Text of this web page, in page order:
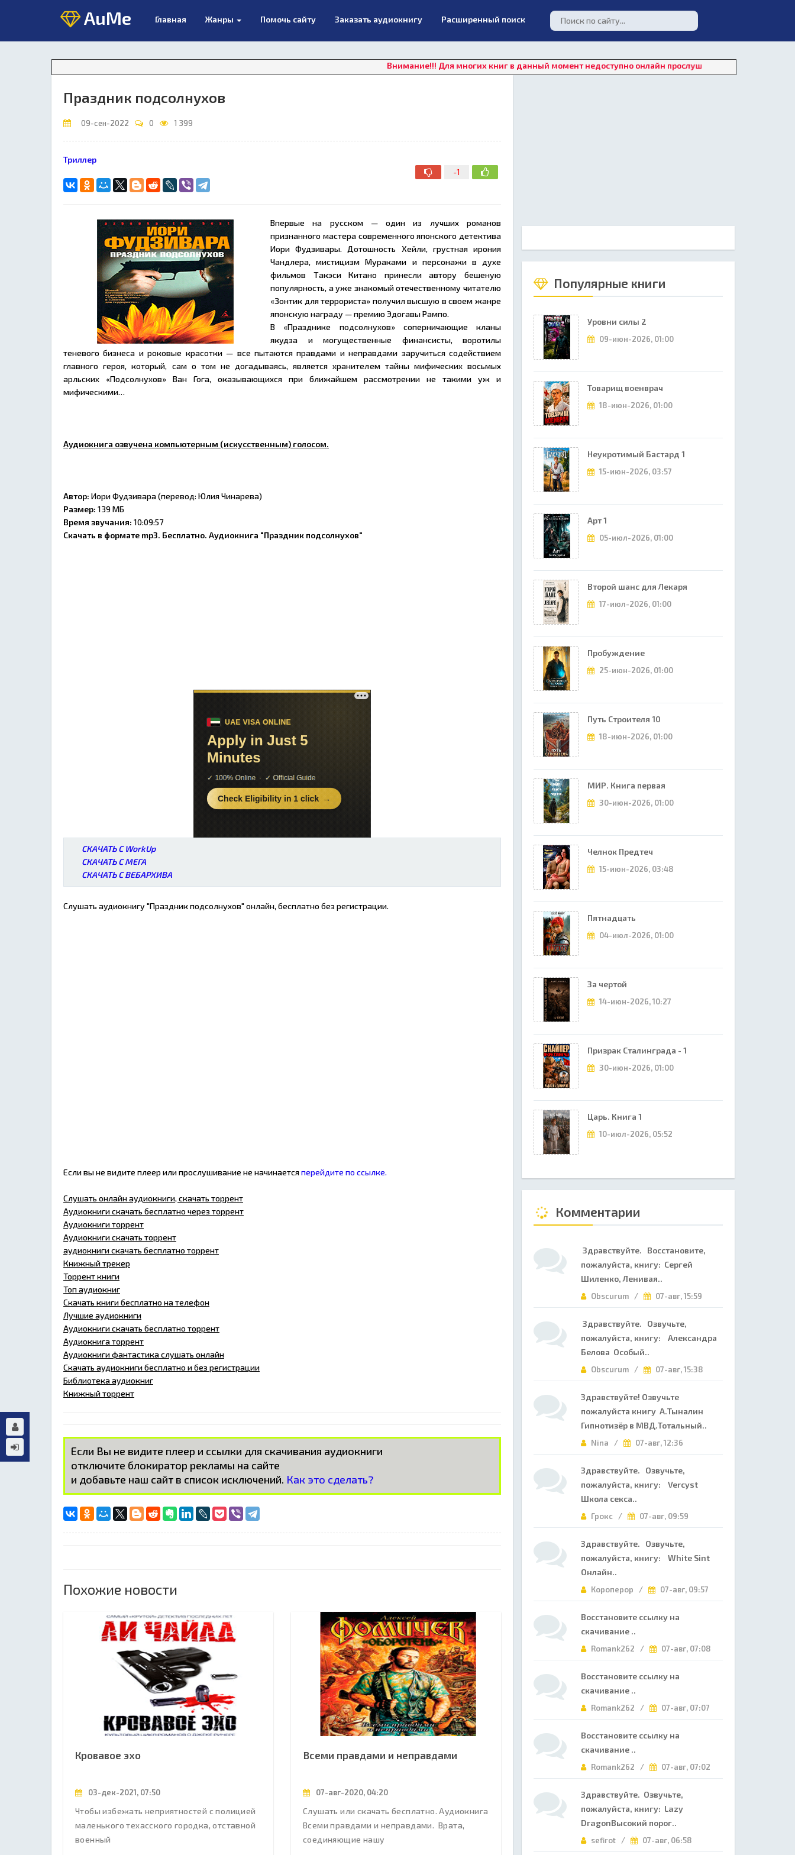
AuMe Главная Жанры Помочь сайту Заказать аудиокнигу Расширенный поиск
Внимание!!! Для многих книг в данный момент недоступно онлайн прослушивание. Для восстановления
Праздник подсолнухов
09-сен-2022 0 1 399
-1
Триллер
Впервые на русском — один из лучших романов
признанного мастера современного японского детектива
Иори Фудзивары. Дотошность Хейли, грустная ирония
Чандлера, мистицизм Мураками и персонажи в духе
фильмов Такэси Китано принесли автору бешеную
популярность, а уже знакомый отечественному читателю
«Зонтик для террориста» получил высшую в своем жанре
японскую награду — премию Эдогавы Рампо.
В «Празднике подсолнухов» соперничающие кланы
якудза и могущественные финансисты, воротилы
теневого бизнеса и роковые красотки — все пытаются правдами и неправдами заручиться содействием
главного героя, который, сам о том не догадываясь, является хранителем тайны мифических восьмых
арльских «Подсолнухов» Ван Гога, оказывающихся при ближайшем рассмотрении не такими уж и
мифическими…
Аудиокнига озвучена компьютерным (искусственным) голосом.
Автор: Иори Фудзивара (перевод: Юлия Чинарева)
Размер: 139 МБ
Время звучания: 10:09:57
Скачать в формате mp3. Бесплатно. Аудиокнига "Праздник подсолнухов"
СКАЧАТЬ С WorkUp
СКАЧАТЬ С МЕГА
СКАЧАТЬ С ВЕБАРХИВА
Слушать аудиокнигу "Праздник подсолнухов" онлайн, бесплатно без регистрации.
Если вы не видите плеер или прослушивание не начинаетсяперейдите по ссылке.
Слушать онлайн аудиокниги, скачать торрент
Аудиокниги скачать бесплатно через торрент
Аудиокниги торрент
Аудиокниги скачать торрент
аудиокниги скачать бесплатно торрент
Книжный трекер
Торрент книги
Топ аудиокниг
Скачать книги бесплатно на телефон
Лучшие аудиокниги
Аудиокниги скачать бесплатно торрент
Аудиокнига торрент
Аудиокниги фантастика слушать онлайн
Скачать аудиокниги бесплатно и без регистрации
Библиотека аудиокниг
Книжный торрент
Если Вы не видите плеер и ссылки для скачивания аудиокниги
отключите блокиратор рекламы на сайте
и добавьте наш сайт в список исключений. Как это сделать?
Похожие новости
Кровавое эхо
03-дек-2021, 07:50
Чтобы избежать неприятностей с полицией
маленького техасского городка, отставной
военный
Всеми правдами и неправдами
07-авг-2020, 04:20
Слушать или скачать бесплатно. Аудиокнига
Всеми правдами и неправдами. Врата,
соединяющие нашу
Популярные книги
Уровни силы 2
09-июн-2026, 01:00
Товарищ военврач
18-июн-2026, 01:00
Неукротимый Бастард 1
15-июн-2026, 03:57
Арт 1
05-июл-2026, 01:00
Второй шанс для Лекаря
17-июл-2026, 01:00
Пробуждение
25-июн-2026, 01:00
Путь Строителя 10
18-июн-2026, 01:00
МИР. Книга первая
30-июн-2026, 01:00
Челнок Предтеч
15-июн-2026, 03:48
Пятнадцать
04-июл-2026, 01:00
За чертой
14-июн-2026, 10:27
Призрак Сталинграда - 1
30-июн-2026, 01:00
Царь. Книга 1
10-июл-2026, 05:52
Комментарии
Здравствуйте. Восстановите,
пожалуйста, книгу: Сергей
Шиленко, Ленивая..
Obscurum / 07-авг, 15:59
Здравствуйте. Озвучьте,
пожалуйста, книгу: Александра
Белова Особый..
Obscurum / 07-авг, 15:38
Здравствуйте! Озвучьте
пожалуйста книгу А.Тыналин
Гипнотизёр в МВД.Тотальный..
Nina / 07-авг, 12:36
Здравствуйте. Озвучьте,
пожалуйста, книгу: Vercyst
Школа секса..
Грокс / 07-авг, 09:59
Здравствуйте. Озвучьте,
пожалуйста, книгу: White Sint
Онлайн..
Короперор / 07-авг, 09:57
Восстановите ссылку на
скачивание ..
Romank262 / 07-авг, 07:08
Восстановите ссылку на
скачивание ..
Romank262 / 07-авг, 07:07
Восстановите ссылку на
скачивание ..
Romank262 / 07-авг, 07:02
Здравствуйте. Озвучьте,
пожалуйста, книгу: Lazy
DragonВысокий порог..
sefirot / 07-авг, 06:58